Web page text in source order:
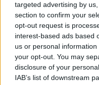
targeted advertising by
section to confirm your
opt-out request is
interest-based ads based
us or personal
your opt-out. You may
disclosure of your
IAB’s list of downstream